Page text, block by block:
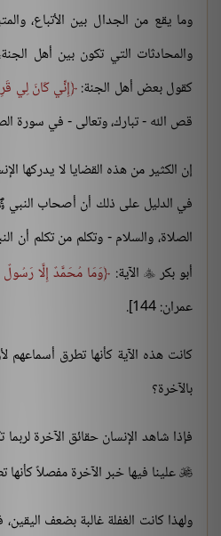
وما يقع من الجدال بين الأتباع،
والمحادثات التي تكون بين أهل
كقول بعض أهل الجنة: إِنِّي كَانَ لِي
قص الله - تبارك، وتعالى - في سورة
إن الكثير من هذه القضايا لا يدركها
في الدليل على ذلك أن أصحاب
الصلاة، والسلام - وتكلم من تكلم أن
أبو بكر الآية: وَمَا مُحَمَّدٌ إِلَّا
عمران: 144].
كانت هذه الآية كأنها تطرق أسماعهم
بالآخرة؟
فإذا شاهد الإنسان حقائق الآخرة
 علينا فيها خبر الآخرة مفصلاً
ولهذا كانت الغفلة غالبة بضعف